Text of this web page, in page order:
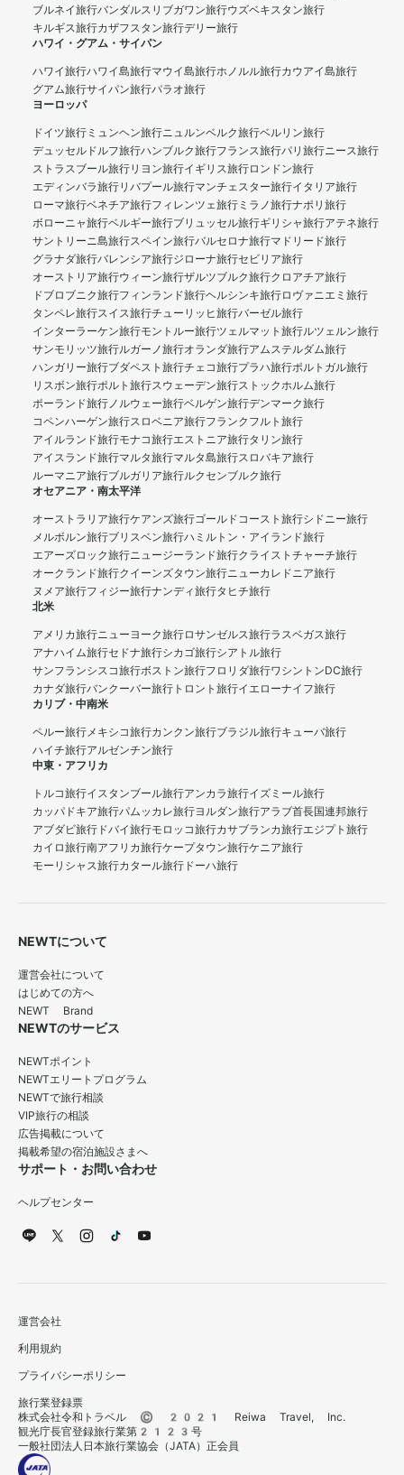
ブルネイ旅行バンダルスリブガワン旅行ウズベキスタン旅行
キルギス旅行カザフスタン旅行デリー旅行
ハワイ・グアム・サイパン
ハワイ旅行ハワイ島旅行マウイ島旅行ホノルル旅行カウアイ島旅行
グアム旅行サイパン旅行パラオ旅行
ヨーロッパ
ドイツ旅行 ミュンヘン旅行ニュルンベルク旅行ベルリン旅行
デュッセルドルフ旅行ハンブルク旅行フランス旅行パリ旅行ニース旅行
ストラスブール旅行リヨン旅行イギリス旅行ロンドン旅行
エディンバラ旅行リバプール旅行マンチェスター旅行イタリア旅行
ローマ旅行ベネチア旅行フィレンツェ旅行 ミラノ旅行ナポリ旅行
ボローニャ旅行ベルギー旅行ブリュッセル旅行ギリシャ旅行アテネ旅行
サントリーニ島旅行スペイン旅行バルセロナ旅行マドリード旅行
グラナダ旅行バレンシア旅行ジローナ旅行セビリア旅行
オーストリア旅行ウィーン旅行ザルツブルク旅行クロアチア旅行
ドブロブニク旅行フィンランド旅行ヘルシンキ旅行ロヴァニエミ旅行
タンペレ旅行スイス旅行チューリッヒ旅行バーゼル旅行
インターラーケン旅行モントルー旅行ツェルマット旅行ルツェルン旅行
サンモリッツ旅行ルガーノ旅行オランダ旅行アムステルダム旅行
ハンガリー旅行ブダペスト旅行チェコ旅行プラハ旅行ポルトガル旅行
リスボン旅行ポルト旅行スウェーデン旅行ストックホルム旅行
ポーランド旅行ノルウェー旅行ベルゲン旅行デンマーク旅行
コペンハーゲン旅行スロベニア旅行フランクフルト旅行
アイルランド旅行モナコ旅行エストニア旅行タリン旅行
アイスランド旅行マルタ旅行マルタ島旅行スロバキア旅行
ルーマニア旅行ブルガリア旅行ルクセンブルク旅行
オセアニア・南太平洋
オーストラリア旅行ケアンズ旅行ゴールドコースト旅行シドニー旅行
メルボルン旅行ブリスベン旅行ハミルトン・アイランド旅行
エアーズロック旅行ニュージーランド旅行クライストチャーチ旅行
オークランド旅行クイーンズタウン旅行ニューカレドニア旅行
ヌメア旅行フィジー旅行ナンディ旅行タヒチ旅行
北米
アメリカ旅行ニューヨーク旅行ロサンゼルス旅行ラスベガス旅行
アナハイム旅行セドナ旅行シカゴ旅行シアトル旅行
サンフランシスコ旅行ボストン旅行フロリダ旅行ワシントンDC旅行
カナダ旅行バンクーバー旅行 トロント旅行イエローナイフ旅行
カリブ・中南米
ペルー旅行メキシコ旅行カンクン旅行ブラジル旅行キューバ旅行
ハイチ旅行アルゼンチン旅行
中東・アフリカ
トルコ旅行イスタンブール旅行アンカラ旅行イズミール旅行
カッパドキア旅行パムッカレ旅行ヨルダン旅行アラブ首長国連邦旅行
アブダビ旅行 ドバイ旅行モロッコ旅行カサブランカ旅行エジプト旅行
カイロ旅行南アフリカ旅行ケープタウン旅行ケニア旅行
モーリシャス旅行カタール旅行 ドーハ旅行
NEWTについて
運営会社について
はじめての方へ
NEWT Brand
NEWTのサービス
NEWTポイント
NEWTエリートプログラム
NEWTで旅行相談
VIP旅行の相談
広告掲載について
掲載希望の宿泊施設さまへ
サポート・お問い合わせ
ヘルプセンター
運営会社
利用規約
プライバシーポリシー
旅行業登録票
株式会社令和トラベル © 2021 Reiwa Travel, Inc.
観光庁長官登録旅行業第2123号
一般社団法人日本旅行業協会（JATA）正会員